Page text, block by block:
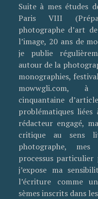
Suite à mes études
Paris VIII
photographe d’art
l’image, 20 ans de
je publie
autour de la
monographies,
mowwgli.com, à
cinquantaine
problématiques liées
rédacteur engagé,
critique au sens
photographe,
processus
j’expose ma
l’écriture comme
sèmes inscrits dans